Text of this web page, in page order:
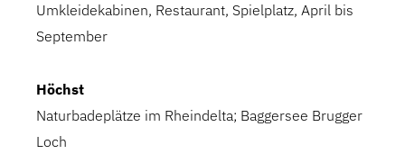
Umkleidekabinen, Restaurant, Spielplatz, April bis
September
Höchst
Naturbadeplätze im Rheindelta; Baggersee Brugger
Loch